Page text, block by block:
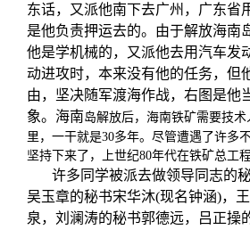
东话，又派他南下去广州，广东省
是他负责押运去的。由于解放海南
他是学机械的，又派他去用汽车发
动进攻时，本来没有他的任务，但
由，坚决随军渡海作战，右图是他
象。海南岛解放后，海南铁矿需要技术
里，一干就是30多年。尽管遭遇了许多
坚持下来了，上世纪80年代在铁矿总工
许多同学被派去做领导同志的
吴玉章的秘书宋华沐(现名钟涵)，
泉，刘澜涛的秘书郭德远，吕正操